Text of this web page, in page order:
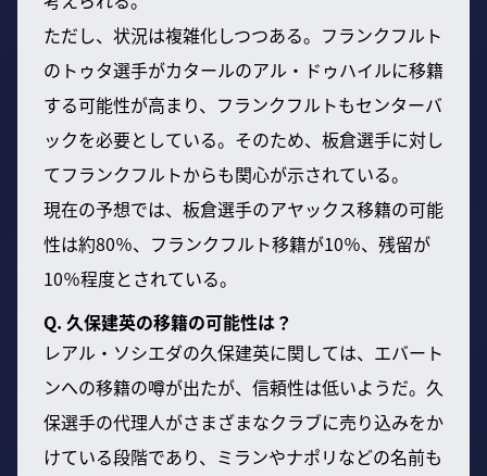
ただし、状況は複雑化しつつある。フランクフルト
のトゥタ選手がカタールのアル・ドゥハイルに移籍
する可能性が高まり、フランクフルトもセンターバ
ックを必要としている。そのため、板倉選手に対し
てフランクフルトからも関心が示されている。
現在の予想では、板倉選手のアヤックス移籍の可能
性は約80％、フランクフルト移籍が10％、残留が
10％程度とされている。
Q. 久保建英の移籍の可能性は？
レアル・ソシエダの久保建英に関しては、エバート
ンへの移籍の噂が出たが、信頼性は低いようだ。久
保選手の代理人がさまざまなクラブに売り込みをか
けている段階であり、ミランやナポリなどの名前も